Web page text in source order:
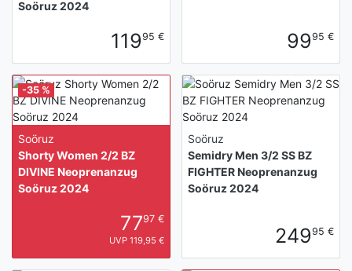
Soöruz 2024
11995 € 9995 €
Soöruz
Shorty Women 2/2 BZ
DIVINE Neoprenanzug
Soöruz 2024
7797 €
UVP 119,95 €
-35 %
Soöruz
Semidry Men 3/2 SS BZ
FIGHTER Neoprenanzug
Soöruz 2024
24995 €